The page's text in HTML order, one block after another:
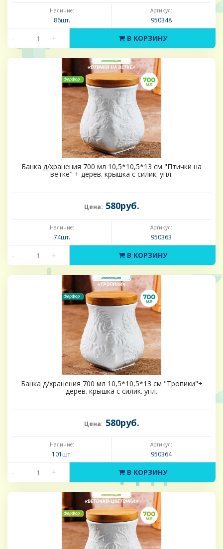
Наличие:
86шт.
Артикул:
950348
- + В КОРЗИНУ
Банка д/хранения 700 мл 10,5*10,5*13 см "Птички на
ветке" + дерев. крышка с силик. упл.
Цена: 580руб.
Наличие:
74шт.
Артикул:
950363
- + В КОРЗИНУ
Банка д/хранения 700 мл 10,5*10,5*13 см "Тропики"+
дерев. крышка с силик. упл.
Цена: 580руб.
Наличие:
101шт.
Артикул:
950364
- + В КОРЗИНУ